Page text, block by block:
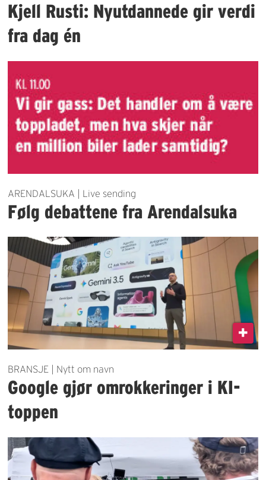
Kjell Rusti: Nyutdannede gir verdi
fra dag én
ARENDALSUKA | Live sending
Følg debattene fra Arendalsuka
BRANSJE | Nytt om navn
Google gjør omrokkeringer i KI-
toppen